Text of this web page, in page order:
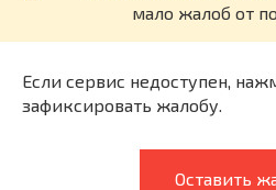
мало жалоб от
Если сервис недоступен,
зафиксировать жалобу.
Оставить